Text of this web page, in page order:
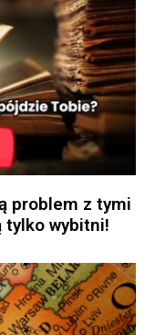
problem z tymi
tylko wybitni!